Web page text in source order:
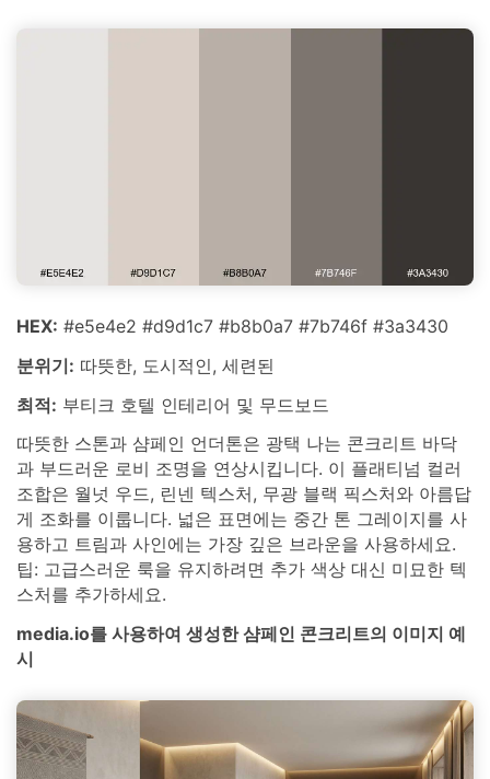
HEX: #e5e4e2 #d9d1c7 #b8b0a7 #7b746f #3a3430
분위기: 따뜻한, 도시적인, 세련된
최적: 부티크 호텔 인테리어 및 무드보드
따뜻한 스톤과 샴페인 언더톤은 광택 나는 콘크리트 바닥
과 부드러운 로비 조명을 연상시킵니다. 이 플래티넘 컬러
조합은 월넛 우드, 린넨 텍스처, 무광 블랙 픽스처와 아름답
게 조화를 이룹니다. 넓은 표면에는 중간 톤 그레이지를 사
용하고 트림과 사인에는 가장 깊은 브라운을 사용하세요.
팁: 고급스러운 룩을 유지하려면 추가 색상 대신 미묘한 텍
스처를 추가하세요.
media.io를 사용하여 생성한 샴페인 콘크리트의 이미지 예
시